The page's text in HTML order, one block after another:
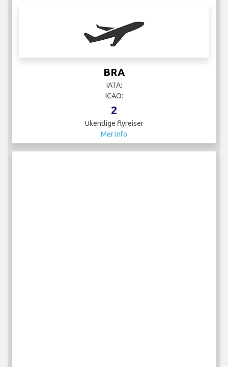
BRA
IATA:
ICAO:
2
Ukentlige flyreiser
Mer Info